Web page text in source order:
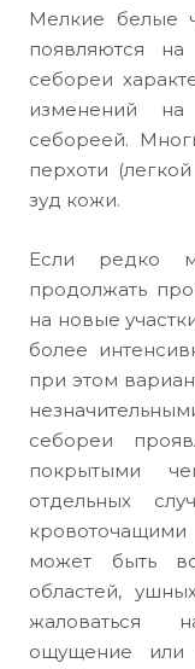
Мелкие белые
появляются
себореи
изменений
себореей.
перхоти
зуд кожи.
Если редко
продолжать
на новые
более
при этом
себореи
покрытыми
отдельных
может быть
областей,
жаловаться
ощущение или